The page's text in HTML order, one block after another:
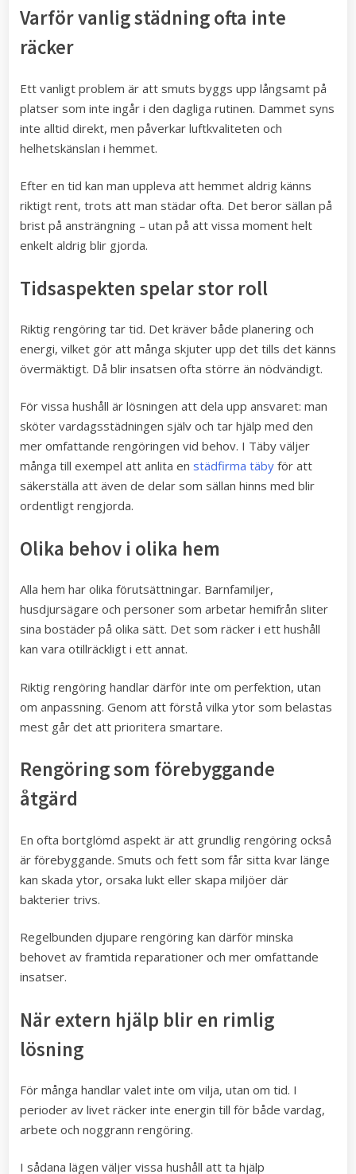
Varför vanlig städning ofta inte
räcker
Ett vanligt problem är att smuts byggs upp långsamt på
platser som inte ingår i den dagliga rutinen. Dammet syns
inte alltid direkt, men påverkar luftkvaliteten och
helhetskänslan i hemmet.
Efter en tid kan man uppleva att hemmet aldrig känns
riktigt rent, trots att man städar ofta. Det beror sällan på
brist på ansträngning – utan på att vissa moment helt
enkelt aldrig blir gjorda.
Tidsaspekten spelar stor roll
Riktig rengöring tar tid. Det kräver både planering och
energi, vilket gör att många skjuter upp det tills det känns
övermäktigt. Då blir insatsen ofta större än nödvändigt.
För vissa hushåll är lösningen att dela upp ansvaret: man
sköter vardagsstädningen själv och tar hjälp med den
mer omfattande rengöringen vid behov. I Täby väljer
många till exempel att anlita en städfirma täby för att
säkerställa att även de delar som sällan hinns med blir
ordentligt rengjorda.
Olika behov i olika hem
Alla hem har olika förutsättningar. Barnfamiljer,
husdjursägare och personer som arbetar hemifrån sliter
sina bostäder på olika sätt. Det som räcker i ett hushåll
kan vara otillräckligt i ett annat.
Riktig rengöring handlar därför inte om perfektion, utan
om anpassning. Genom att förstå vilka ytor som belastas
mest går det att prioritera smartare.
Rengöring som förebyggande
åtgärd
En ofta bortglömd aspekt är att grundlig rengöring också
är förebyggande. Smuts och fett som får sitta kvar länge
kan skada ytor, orsaka lukt eller skapa miljöer där
bakterier trivs.
Regelbunden djupare rengöring kan därför minska
behovet av framtida reparationer och mer omfattande
insatser.
När extern hjälp blir en rimlig
lösning
För många handlar valet inte om vilja, utan om tid. I
perioder av livet räcker inte energin till för både vardag,
arbete och noggrann rengöring.
I sådana lägen väljer vissa hushåll att ta hjälp